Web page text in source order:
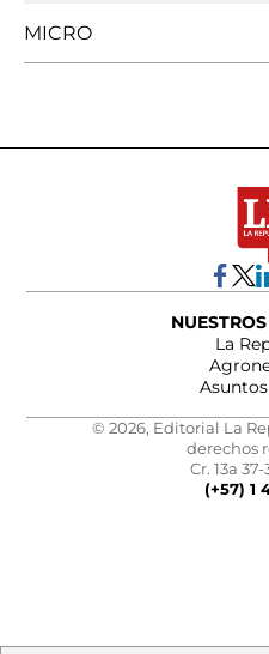
MICRO
La
© 2026, Editorial La
derechos
Cr. 13a
(+57) 1